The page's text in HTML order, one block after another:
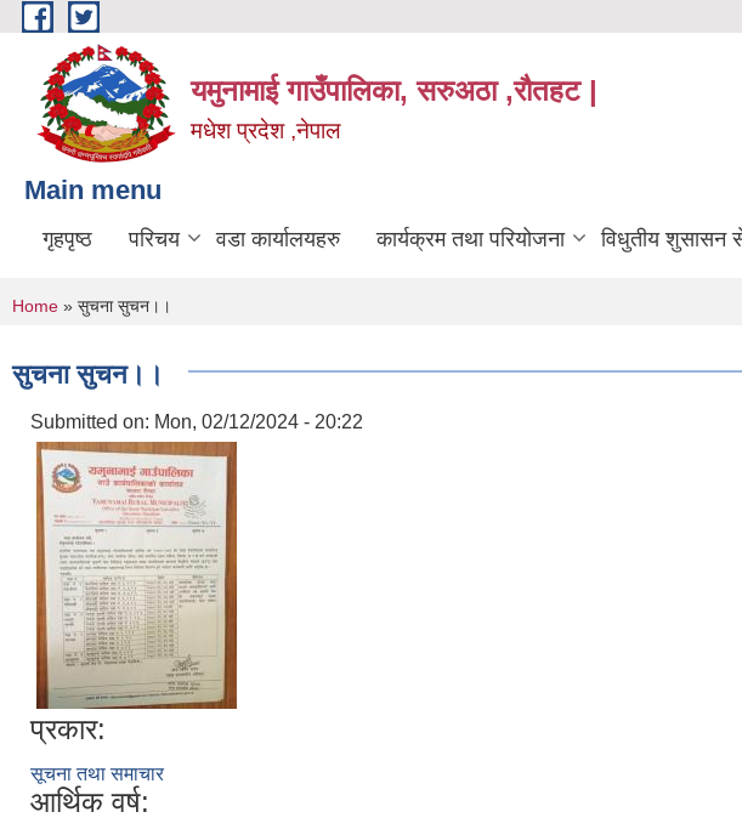
Skip to main content
यमुनामाई गाउँपालिका, सरुअठा ,रौतहट |
मधेश प्रदेश ,नेपाल
Main menu
गृहपृष्ठ परिचय वडा कार्यालयहरु कार्यक्रम तथा परियोजना विधुतीय शुसासन
You are here
Home » सुचना सुचन।।
सुचना सुचन।।
Submitted on: Mon, 02/12/2024 - 20:22
प्रकार:
सूचना तथा समाचार
आर्थिक वर्ष: